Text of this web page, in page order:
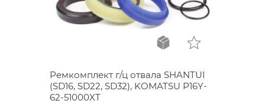
Ремкомплект г/ц отвала SHANTUI
(SD16, SD22, SD32), KOMATSU P16Y-
62-51000XT